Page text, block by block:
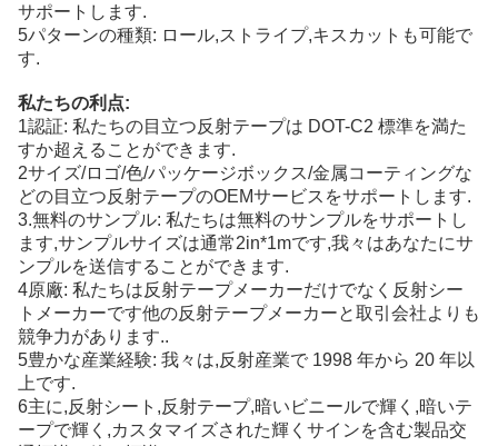
サポートします.
5パターンの種類: ロール,ストライプ,キスカットも可能で
す.
私たちの利点:
1認証: 私たちの目立つ反射テープは DOT-C2 標準を満た
すか超えることができます.
2サイズ/ロゴ/色/パッケージボックス/金属コーティングな
どの目立つ反射テープのOEMサービスをサポートします.
3.無料のサンプル: 私たちは無料のサンプルをサポートし
ます,サンプルサイズは通常2in*1mです,我々はあなたにサ
ンプルを送信することができます.
4原廠: 私たちは反射テープメーカーだけでなく反射シー
トメーカーです他の反射テープメーカーと取引会社よりも
競争力があります..
5豊かな産業経験: 我々は,反射産業で 1998 年から 20 年以
上です.
6主に,反射シート,反射テープ,暗いビニールで輝く,暗いテ
ープで輝く,カスタマイズされた輝くサインを含む製品交